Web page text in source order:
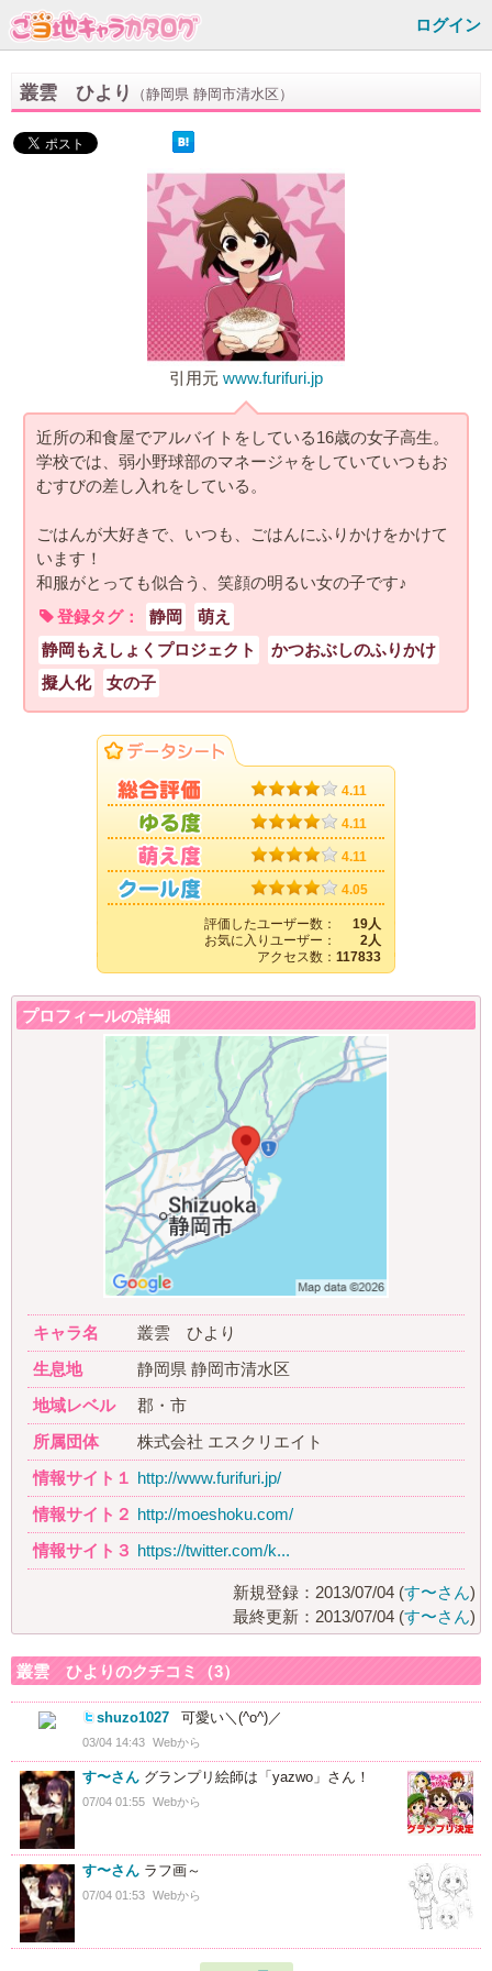
ログイン
叢雲 ひより （静岡県 静岡市清水区）
引用元 www.furifuri.jp
近所の和食屋でアルバイトをしている16歳の女子高生。
学校では、弱小野球部のマネージャをしていていつもお
むすびの差し入れをしている。
ごはんが大好きで、いつも、ごはんにふりかけをかけて
います！
和服がとっても似合う、笑顔の明るい女の子です♪
登録タグ：
静岡
萌え
静岡もえしょくプロジェクト
かつおぶしのふりかけ
擬人化
女の子
4.11
4.11
4.11
4.05
評価したユーザー数：
19人
お気に入りユーザー：
2人
アクセス数： 117833
プロフィールの詳細
キャラ名
叢雲 ひより
生息地
静岡県 静岡市清水区
地域レベル
郡・市
所属団体
株式会社 エスクリエイト
情報サイト１ http://www.furifuri.jp/
情報サイト２ http://moeshoku.com/
情報サイト３ https://twitter.com/k...
新規登録：2013/07/04 (す〜さん)
最終更新：2013/07/04 (す〜さん)
叢雲 ひよりのクチコミ（3）
shuzo1027 可愛い＼(^o^)／
03/04 14:43 Webから
す〜さん グランプリ絵師は「yazwo」さん！
07/04 01:55 Webから
す〜さん ラフ画～
07/04 01:53 Webから